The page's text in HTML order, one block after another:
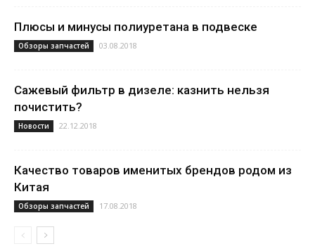
Плюсы и минусы полиуретана в подвеске
Обзоры запчастей 03.08.2018
Сажевый фильтр в дизеле: казнить нельзя
почистить?
Новости 22.12.2018
Качество товаров именитых брендов родом из
Китая
Обзоры запчастей 17.08.2018